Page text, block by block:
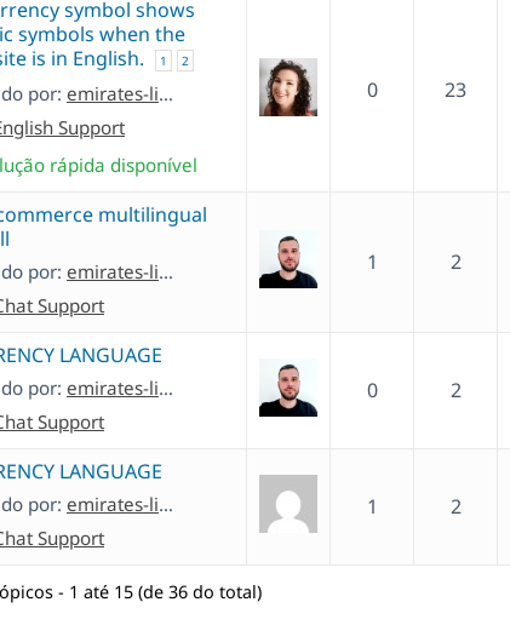
symbol shows
symbols when the
is in English.
1 2
por: emirates-literatureF
Support
rápida disponível
0 23
multilingual
por: emirates-literatureF
Support
1 2
LANGUAGE
por: emirates-literatureF
Support
0 2
LANGUAGE
por: emirates-literatureF
Support
1 2
- 1 até 15 (de 36 do total)